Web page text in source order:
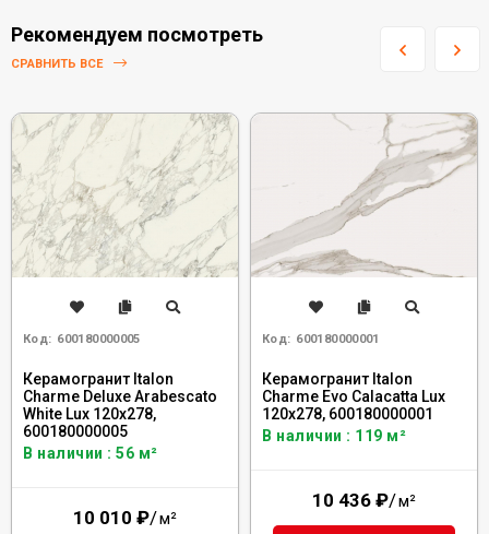
Рекомендуем посмотреть
СРАВНИТЬ ВСЕ
Код: 600180000005
Керамогранит Italon
Charme Deluxe Arabescato
White Lux 120x278,
600180000005
В наличии : 56 м²
10 010 ₽/м²
Код: 600180000001
Керамогранит Italon
Charme Evo Calacatta Lux
120x278, 600180000001
В наличии : 119 м²
10 436 ₽/м²